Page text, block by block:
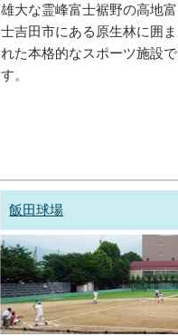
雄大な霊峰富士裾野の高地富
士吉田市にある原生林に囲ま
れた本格的なスポーツ施設で
す。
飯田球場